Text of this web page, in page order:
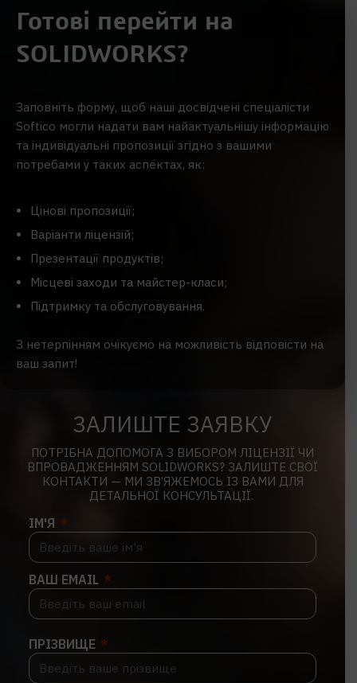
Готові перейти на
SOLIDWORKS?
Заповніть форму, щоб наші досвідчені спеціалісти
Softico могли надати вам найактуальнішу інформацію
та індивідуальні пропозиції згідно з вашими
потребами у таких аспектах, як:
Цінові пропозиції;
Варіанти ліцензій;
Презентації продуктів;
Місцеві заходи та майстер-класи;
Підтримку та обслуговування.
З нетерпінням очікуємо на можливість відповісти на
ваш запит!
ЗАЛИШТЕ ЗАЯВКУ
ПОТРІБНА ДОПОМОГА З ВИБОРОМ ЛІЦЕНЗІЇ ЧИ
ВПРОВАДЖЕННЯМ SOLIDWORKS? ЗАЛИШТЕ СВОЇ
КОНТАКТИ — МИ ЗВ’ЯЖЕМОСЬ ІЗ ВАМИ ДЛЯ
ДЕТАЛЬНОЇ КОНСУЛЬТАЦІЇ.
ІМ'Я
ВАШ EMAIL
ПРІЗВИЩЕ